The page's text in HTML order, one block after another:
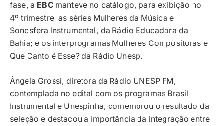
fase, a EBC manteve no catálogo, para exibição no
4º trimestre, as séries Mulheres da Música e
Sonosfera Instrumental, da Rádio Educadora da
Bahia; e os interprogramas Mulheres Compositoras e
Que Canto é Esse? da Rádio Unesp.
Ângela Grossi, diretora da Rádio UNESP FM,
contemplada no edital com os programas Brasil
Instrumental e Unespinha, comemorou o resultado da
seleção e destacou a importância da integração entre